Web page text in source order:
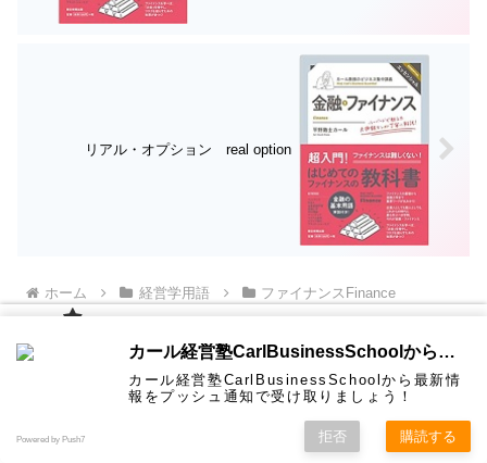
リアル・オプション real option
ホーム 経営学用語 ファイナンスFinance
人気記事ランキング
ばれまし
コンサル
ティング
経営学用
語集
認定コン
サルタン
無料メル
マガ！
★カール
経営塾動
お問い合
わせ
★熱海風
水＆グリ
プライバ
カール経営塾CarlBusinessSchoolから通知を受け取る
カール経営塾CarlBusinessSchoolから最新情
報をプッシュ通知で受け取りましょう！
Powered by Push7 拒否 購読する